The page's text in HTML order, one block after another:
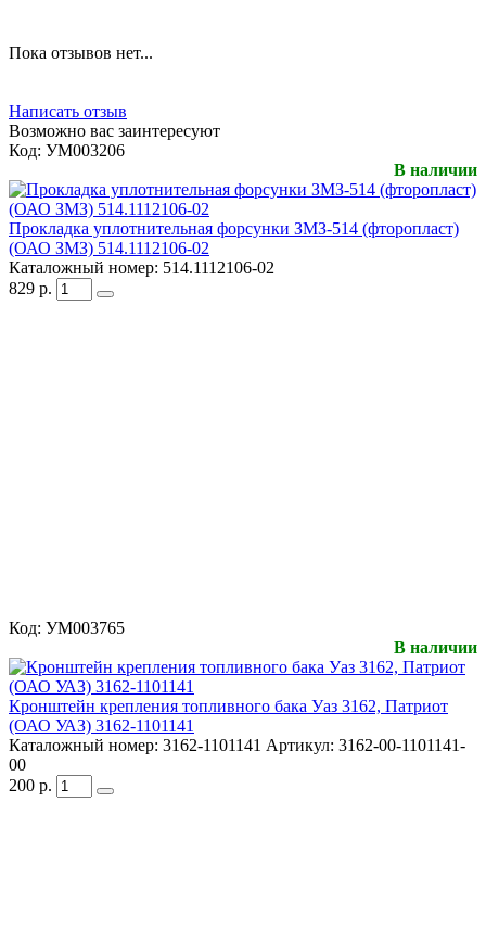
Пока отзывов нет...
Написать отзыв
Возможно вас заинтересуют
Код: УМ003206
В наличии
Прокладка уплотнительная форсунки ЗМЗ-514 (фторопласт)
(ОАО ЗМЗ) 514.1112106-02
Каталожный номер: 514.1112106-02
829 р.
Код: УМ003765
В наличии
Кронштейн крепления топливного бака Уаз 3162, Патриот
(ОАО УАЗ) 3162-1101141
Каталожный номер: 3162-1101141 Артикул: 3162-00-1101141-
00
200 р.